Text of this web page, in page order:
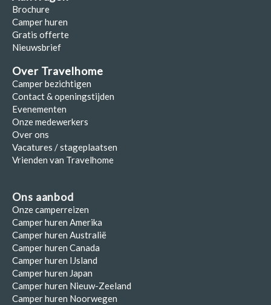
Brochure
Camper huren
Gratis offerte
Nieuwsbrief
Over Travelhome
Camper bezichtigen
Contact & openingstijden
Evenementen
Onze medewerkers
Over ons
Vacatures / stageplaatsen
Vrienden van Travelhome
Ons aanbod
Onze camperreizen
Camper huren Amerika
Camper huren Australië
Camper huren Canada
Camper huren IJsland
Camper huren Japan
Camper huren Nieuw-Zeeland
Camper huren Noorwegen